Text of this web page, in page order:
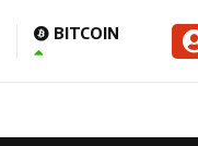
BITCOIN